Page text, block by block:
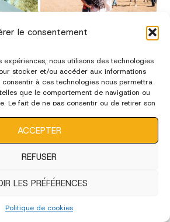
le consentement
expériences, nous utilisons des technologies
stocker et/ou accéder aux informations
consentir à ces technologies nous permettra
que le comportement de navigation ou
Le fait de ne pas consentir ou de retirer son
ACCEPTER
REFUSER
LES PRÉFÉRENCES
Politique de cookies